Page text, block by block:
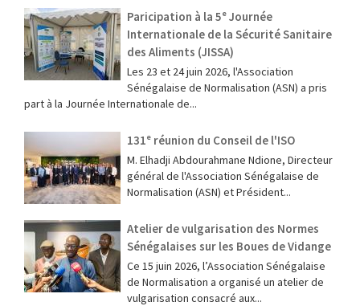
Paricipation à la 5ᵉ Journée
Internationale de la Sécurité Sanitaire
des Aliments (JISSA)
‎Les 23 et 24 juin 2026, l'Association
Sénégalaise de Normalisation (ASN) a pris
part à la Journée Internationale de...
131ᵉ réunion du Conseil de l'ISO
M. Elhadji Abdourahmane Ndione, Directeur
général de l'Association Sénégalaise de
Normalisation (ASN) et Président...
Atelier de vulgarisation des Normes
Sénégalaises sur les Boues de Vidange
Ce 15 juin 2026, l’Association Sénégalaise
de Normalisation a organisé un atelier de
vulgarisation consacré aux...